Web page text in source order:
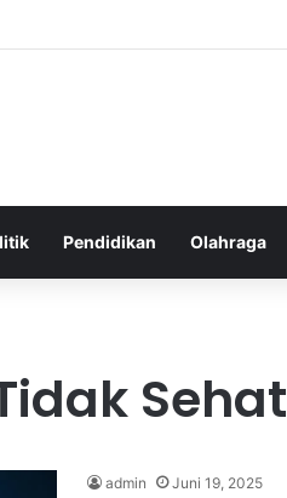
Pendidikan Olahraga
Sehat
admin Juni 19, 2025